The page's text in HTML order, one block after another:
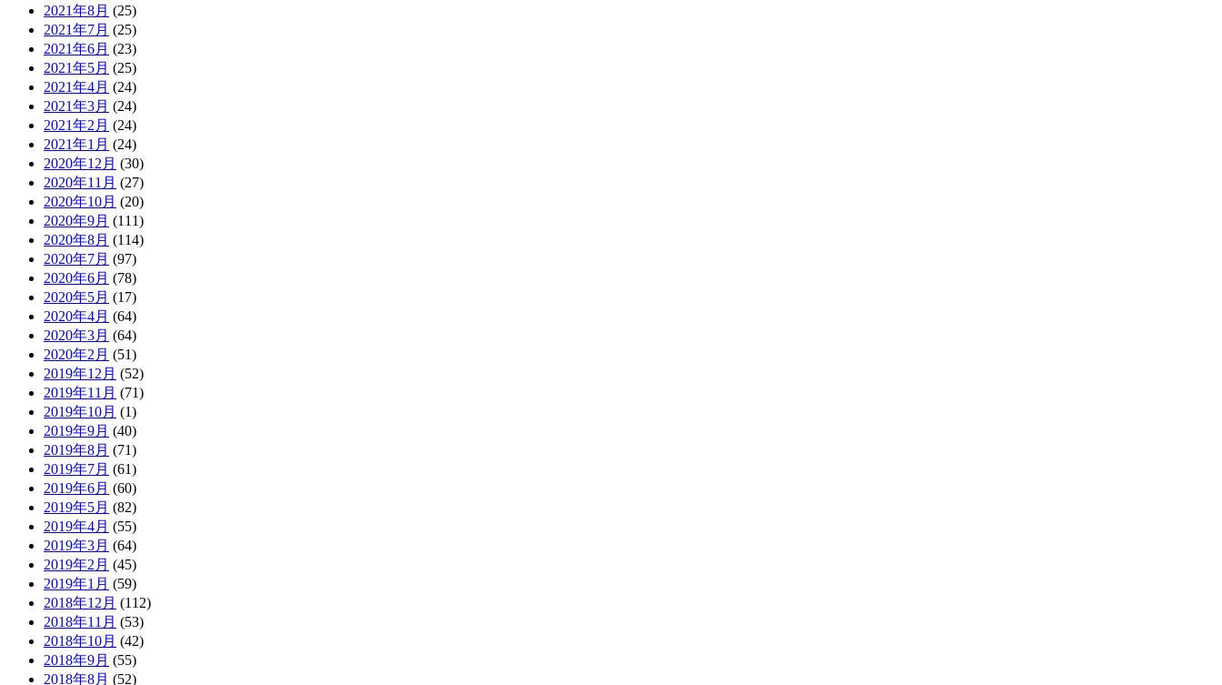
2021年8月 (25)
2021年7月 (25)
2021年6月 (23)
2021年5月 (25)
2021年4月 (24)
2021年3月 (24)
2021年2月 (24)
2021年1月 (24)
2020年12月 (30)
2020年11月 (27)
2020年10月 (20)
2020年9月 (111)
2020年8月 (114)
2020年7月 (97)
2020年6月 (78)
2020年5月 (17)
2020年4月 (64)
2020年3月 (64)
2020年2月 (51)
2019年12月 (52)
2019年11月 (71)
2019年10月 (1)
2019年9月 (40)
2019年8月 (71)
2019年7月 (61)
2019年6月 (60)
2019年5月 (82)
2019年4月 (55)
2019年3月 (64)
2019年2月 (45)
2019年1月 (59)
2018年12月 (112)
2018年11月 (53)
2018年10月 (42)
2018年9月 (55)
2018年8月 (52)